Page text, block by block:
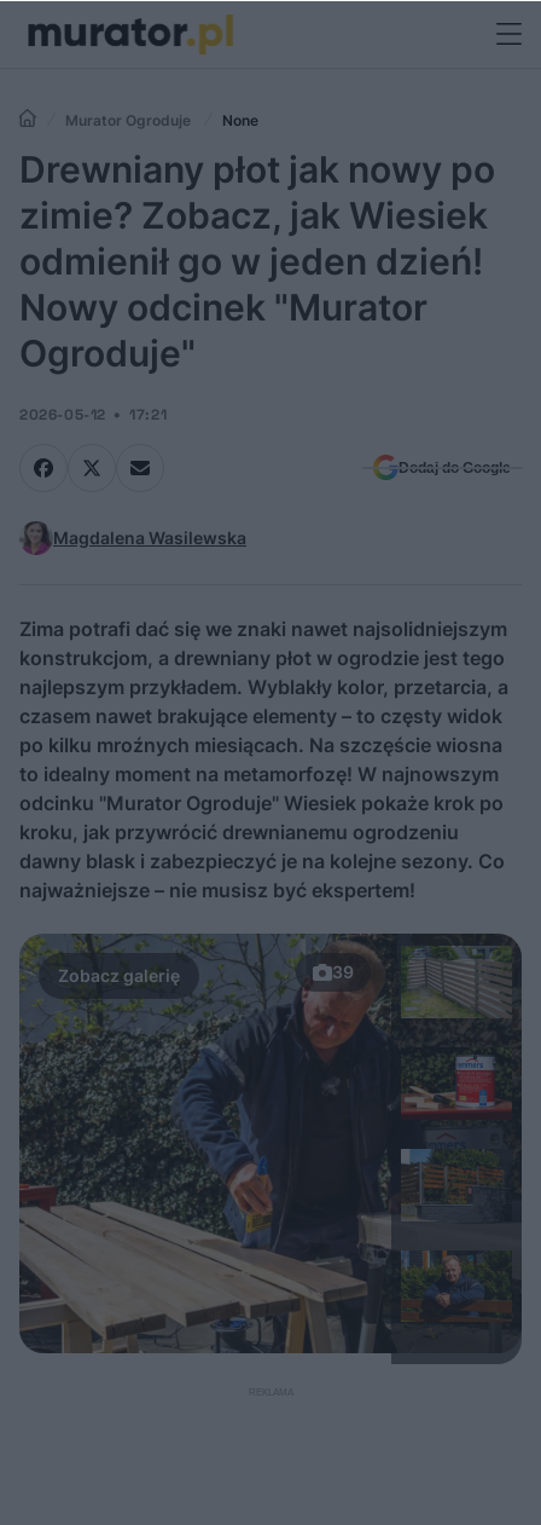
Murator Ogroduje None
Drewniany płot jak nowy po
zimie? Zobacz, jak Wiesiek
odmienił go w jeden dzień!
Nowy odcinek "Murator
Ogroduje"
2026-05-12 17:21
Dodaj do Google
Magdalena Wasilewska
Zima potrafi dać się we znaki nawet najsolidniejszym
konstrukcjom, a drewniany płot w ogrodzie jest tego
najlepszym przykładem. Wyblakły kolor, przetarcia, a
czasem nawet brakujące elementy – to częsty widok
po kilku mroźnych miesiącach. Na szczęście wiosna
to idealny moment na metamorfozę! W najnowszym
odcinku "Murator Ogroduje" Wiesiek pokaże krok po
kroku, jak przywrócić drewnianemu ogrodzeniu
dawny blask i zabezpieczyć je na kolejne sezony. Co
najważniejsze – nie musisz być ekspertem!
39